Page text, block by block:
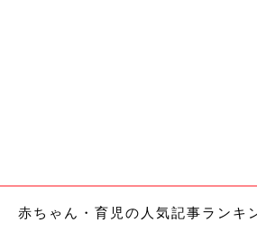
赤ちゃん・育児の人気記事ランキ